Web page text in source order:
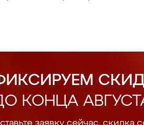
КОНЦА
заявку сейчас, скидка